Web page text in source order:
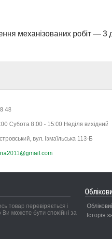
механізованих робіт —
48
Субота 8:00 - 15:00 Неділя вихідний
вул. Ізмаїльська 113-Б
товар перевіряється і
Ви можете бути спокійні за
Історія